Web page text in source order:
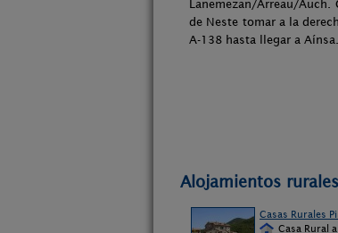
Lanemezan/Arreau/
de Neste tomar a la
A-138 hasta llegar a Aínsa.
Alojamientos
Casas Rurales
Casa Rural a